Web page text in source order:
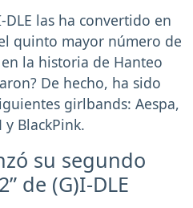
las ha convertido en
quinto mayor número de
la historia de Hanteo
De hecho, ha sido
girlbands: Aespa,
y BlackPink.
su segundo
de (G)I-DLE